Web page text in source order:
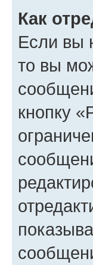
Как
Если вы
то вы
кнопку